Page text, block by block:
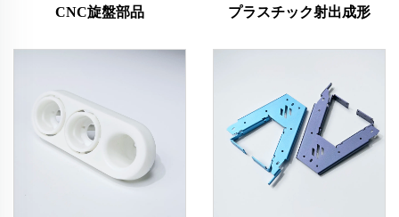
CNC旋盤部品 プラスチック射出成形